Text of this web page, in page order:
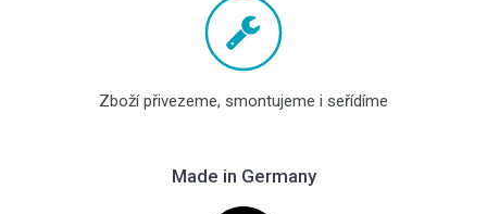
Zboží přivezeme, smontujeme i seřídíme
Made in Germany